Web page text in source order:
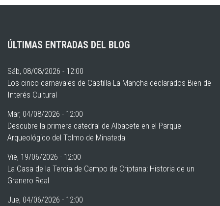
ÚLTIMAS ENTRADAS DEL BLOG
Sáb, 08/08/2026 - 12:00
Los cinco carnavales de Castilla-La Mancha declarados Bien de
Interés Cultural
Mar, 04/08/2026 - 12:00
Descubre la primera catedral de Albacete en el Parque
Arqueológico del Tolmo de Minateda
Vie, 19/06/2026 - 12:00
La Casa de la Tercia de Campo de Criptana: Historia de un
Granero Real
Jue, 04/06/2026 - 12:00